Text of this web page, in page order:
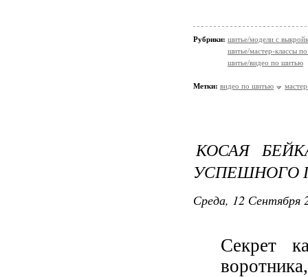
Рубрики: шитье/модели с
шитье/мастер-классы
шитье/видео по шитью
Метки: видео по шитью
КОСАЯ
УСПЕШНОГО
Среда, 12 Сентября
Секрет